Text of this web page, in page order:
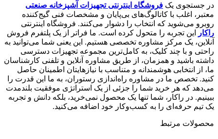
در جستجوی یک فروشگاه اینترنتی تجهیزات آشپزخانه صنعتی
معتبر، اغلب با کاتالوگ‌های بی‌پایان و مشخصات فنی گیج‌کننده
روبرو می‌شوید که انتخاب را دشوار می‌کنند. فروشگاه اینترنتی
راکار
این تجربه را متحول کرده است. ما فراتر از یک پلتفرم فروش
آنلاین، یک مرکز مشاوره تخصصی هستیم. این یعنی شما می‌توانید به
راحتی و با چند کلیک، به کامل‌ترین مجموعه تجهیزات دسترسی
داشته باشید و همزمان، از طریق مشاوره آنلاین و تلفنی کارشناسان
ما، از انتخابی هوشمندانه و متناسب با نیازهایتان اطمینان حاصل
کنید. تخصص ما در مشاوره راه‌اندازی رستوران، به ما این قدرت را
می‌دهد که هر خرید شما را جزئی از یک استراتژی موفقیت بلندمدت
ببینیم. در راکار، شما تنها یک محصول نمی‌خرید، بلکه دانش و تجربه
یک تیم حرفه‌ای را به کسب‌وکار خود اضافه می‌کنید.
محصولات مرتبط